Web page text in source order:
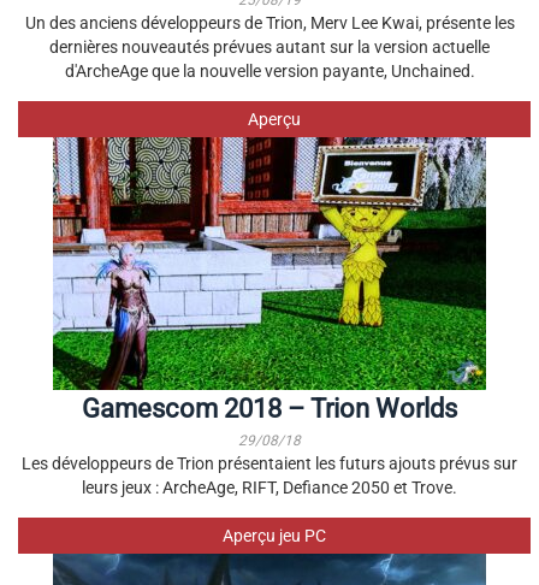
Un des anciens développeurs de Trion, Merv Lee Kwai, présente les
dernières nouveautés prévues autant sur la version actuelle
d'ArcheAge que la nouvelle version payante, Unchained.
Aperçu
Gamescom 2018 – Trion Worlds
29/08/18
Les développeurs de Trion présentaient les futurs ajouts prévus sur
leurs jeux : ArcheAge, RIFT, Defiance 2050 et Trove.
Aperçu jeu PC